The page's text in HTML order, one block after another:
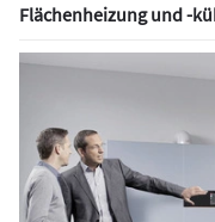
Flächenheizung und -